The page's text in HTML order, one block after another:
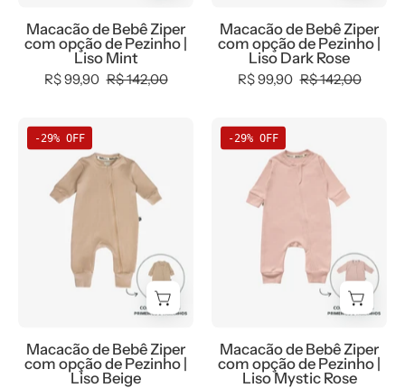
Mint
Macacão de Bebê Ziper
com opção de Pezinho |
Liso Mint
R$ 99,90 R$ 142,00
Dark
Rose
Macacão de Bebê Ziper
com opção de Pezinho |
Liso Dark Rose
R$ 99,90 R$ 142,00
de
Bebê
Ziper
opção
de
Pezinho
Beige
-29% OFF
Macacão de Bebê Ziper
com opção de Pezinho |
Liso Beige
de
Bebê
Ziper
opção
Pezinho
Mystic
Rose
-29% OFF
Macacão de Bebê Ziper
com opção de Pezinho |
Liso Mystic Rose